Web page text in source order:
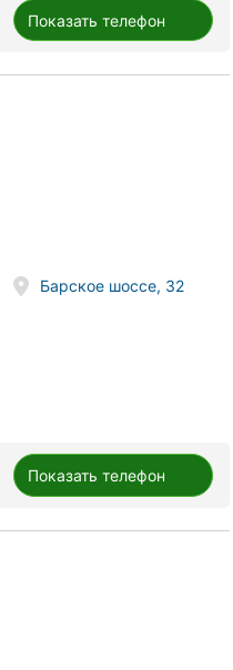
Показать телефон
Барское шоссе, 32
Показать телефон